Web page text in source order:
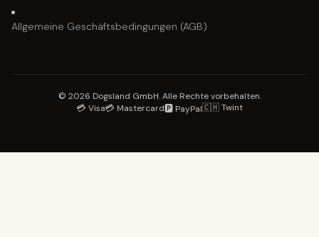
Allgemeine Geschäftsbedingungen (AGB)
© 2026 Dogsland GmbH. Alle Rechte vorbehalten.
💳 Visa💳 Mastercard🅿️ PayPal🇨🇭 Twint